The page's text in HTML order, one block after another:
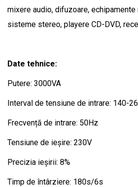
mixere audio, difuzoare,
sisteme stereo, playere CD-DVD,
Date tehnice:
Putere: 3000VA
Interval de tensiune de intrare: 140-
Frecvență de intrare: 50Hz
Tensiune de ieșire: 230V
Precizia ieșirii: 8%
Timp de întârziere: 180s/6s